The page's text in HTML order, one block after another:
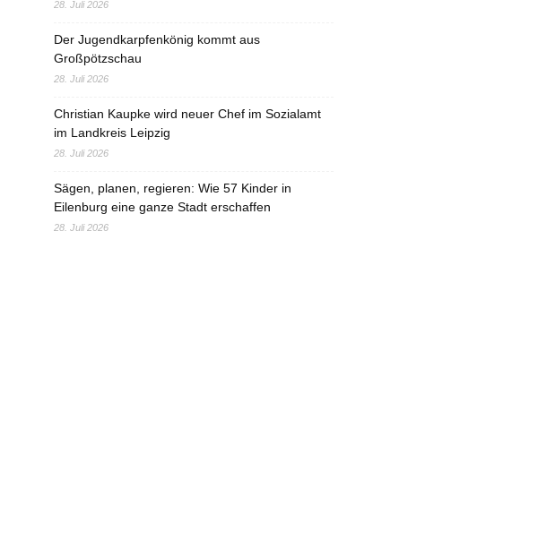
28. Juli 2026
Der Jugendkarpfenkönig kommt aus
Großpötzschau
28. Juli 2026
Christian Kaupke wird neuer Chef im Sozialamt
im Landkreis Leipzig
28. Juli 2026
Sägen, planen, regieren: Wie 57 Kinder in
Eilenburg eine ganze Stadt erschaffen
28. Juli 2026